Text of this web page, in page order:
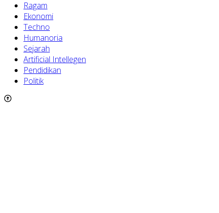
Ragam
Ekonomi
Techno
Humanoria
Sejarah
Artificial Intellegen
Pendidikan
Politik